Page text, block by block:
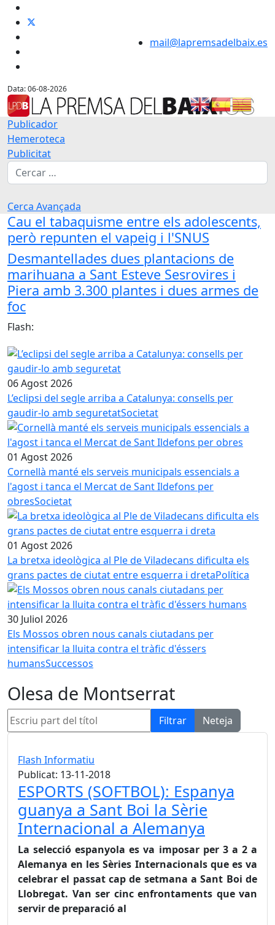
Data: 06-08-2026
mail@lapremsadelbaix.es
Publicador
Hemeroteca
Publicitat
Cerca
Cerca Avançada
Cau el tabaquisme entre els adolescents,
però repunten el vapeig i l'SNUS
Desmantellades dues plantacions de
marihuana a Sant Esteve Sesrovires i
Piera amb 3.300 plantes i dues armes de
foc
Flash:
06 Agost 2026
L’eclipsi del segle arriba a Catalunya: consells per
gaudir-lo amb seguretatSocietat
01 Agost 2026
Cornellà manté els serveis municipals essencials a
l'agost i tanca el Mercat de Sant Ildefons per
obresSocietat
01 Agost 2026
La bretxa ideològica al Ple de Viladecans dificulta els
grans pactes de ciutat entre esquerra i dretaPolítica
30 Juliol 2026
Els Mossos obren nous canals ciutadans per
intensificar la lluita contra el tràfic d'éssers
humansSuccessos
Olesa de Montserrat
Escriu part del títol Filtrar Neteja
Flash Informatiu
Publicat: 13-11-2018
ESPORTS (SOFTBOL): Espanya
guanya a Sant Boi la Sèrie
Internacional a Alemanya
La selecció espanyola es va imposar per 3 a 2 a
Alemanya en les Sèries Internacionals que es va
celebrar el passat cap de setmana a Sant Boi de
Llobregat. Van ser cinc enfrontaments que van
servir de preparació al